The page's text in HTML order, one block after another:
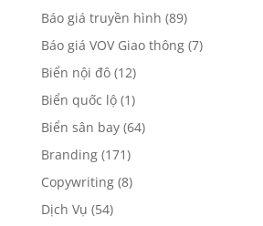
Báo giá truyền hình (89)
Báo giá VOV Giao thông(7)
Biển nội đô(12)
Biển quốc lộ(1)
Biển sân bay(64)
Branding(171)
Copywriting(8)
Dịch Vụ (54)